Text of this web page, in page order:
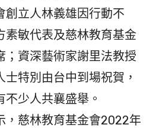
創立人林義雄因行動不
素敏代表及慈林教育基金
；資深藝術家謝里法教授
特別由台中到場祝賀，
少人共襄盛舉。
慈林教育基金會2022年